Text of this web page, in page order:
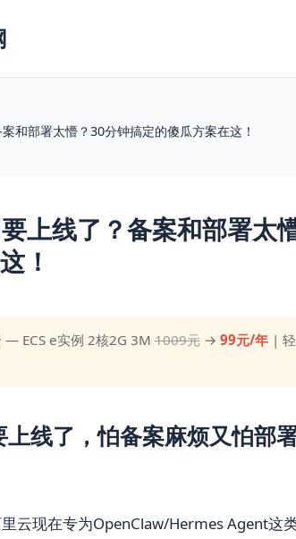
和部署太懵？30分钟搞定的傻瓜方案在这！
上线了？备案和部署太
！
— ECS e实例 2核2G 3M 1009元→ 99元/年| 轻
线了，怕备案麻烦又怕部
云现在专为OpenClaw/Hermes Agent这